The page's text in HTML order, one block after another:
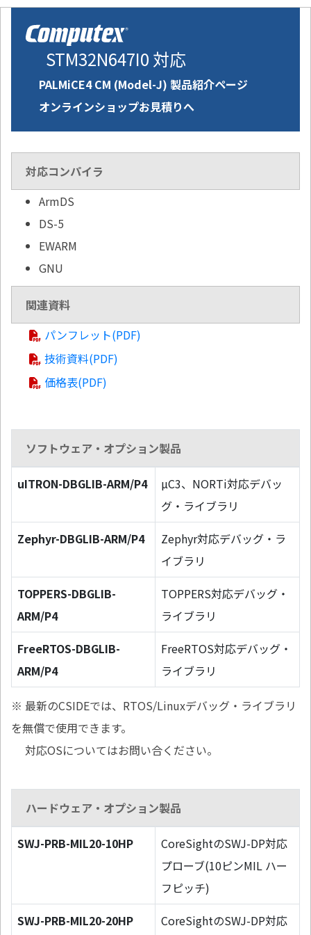
STM32N647I0 対応
PALMiCE4 CM (Model-J) 製品紹介ページ
オンラインショップお見積りへ
対応コンパイラ
ArmDS
DS-5
EWARM
GNU
関連資料
パンフレット(PDF)
技術資料(PDF)
価格表(PDF)
ソフトウェア・オプション製品
uITRON-DBGLIB-ARM/P4
µC3、NORTi対応デバッ
グ・ライブラリ
Zephyr-DBGLIB-ARM/P4
Zephyr対応デバッグ・ラ
イブラリ
TOPPERS-DBGLIB-
ARM/P4
TOPPERS対応デバッグ・
ライブラリ
FreeRTOS-DBGLIB-
ARM/P4
FreeRTOS対応デバッグ・
ライブラリ
※ 最新のCSIDEでは、RTOS/Linuxデバッグ・ライブラリ
を無償で使用できます。
対応OSについてはお問い合ください。
ハードウェア・オプション製品
SWJ-PRB-MIL20-10HP
CoreSightのSWJ-DP対応
プローブ(10ピンMIL ハー
フピッチ)
SWJ-PRB-MIL20-20HP
CoreSightのSWJ-DP対応